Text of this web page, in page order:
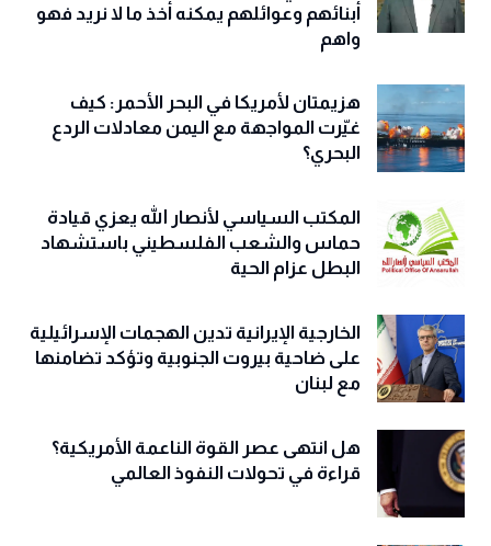
أبنائهم وعوائلهم يمكنه أخذ ما لا نريد فهو
واهم
هزيمتان لأمريكا في البحر الأحمر: كيف
غيّرت المواجهة مع اليمن معادلات الردع
البحري؟
المكتب السياسي لأنصار الله يعزي قيادة
حماس والشعب الفلسطيني باستشهاد
البطل عزام الحية
الخارجية الإيرانية تدين الهجمات الإسرائيلية
على ضاحية بيروت الجنوبية وتؤكد تضامنها
مع لبنان
هل انتهى عصر القوة الناعمة الأمريكية؟
قراءة في تحولات النفوذ العالمي